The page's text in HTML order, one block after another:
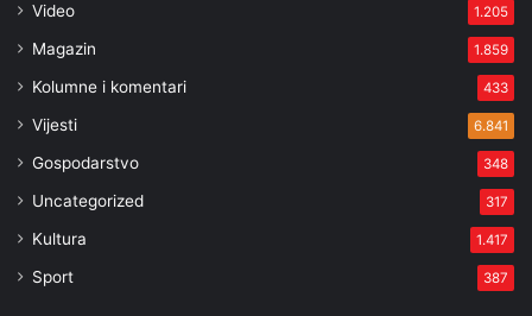
Video 1.205
Magazin 1.859
Kolumne i komentari 433
Vijesti 6.841
Gospodarstvo 348
Uncategorized 317
Kultura 1.417
Sport 387